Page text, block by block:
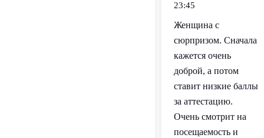
23:45
Женщина с
сюрпризом. Сначала
кажется очень
доброй, а потом
ставит низкие баллы
за аттестацию.
Очень смотрит на
посещаемость и